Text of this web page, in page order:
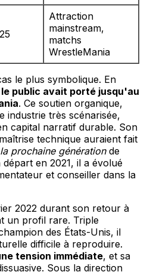
Attraction
mainstream,
matchs
WrestleMania
le plus symbolique. En
public avait porté jusqu'au
. Ce soutien organique,
industrie très scénarisée,
capital narratif durable. Son
technique auraient fait
prochaine générationde
en 2021, il a évolué
et conseiller dans la
2022 durant son retour à
un profil rare. Triple
des États-Unis, il
difficile à reproduire.
tension immédiate, et sa
Sous la direction